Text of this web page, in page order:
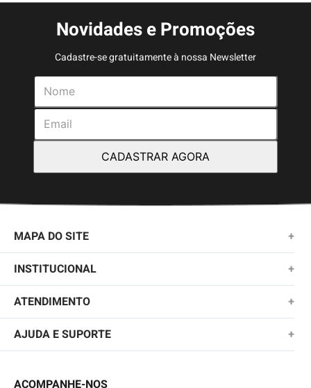
Novidades e Promoções
Cadastre-se gratuitamente à nossa Newsletter
CADASTRAR AGORA
MAPA DO SITE +
NOVIDADES
MASCULINO
KIDS
FEMININO
ACESSÓRIOS
INSTITUCIONAL +
SOBRE NÓS
TROCAS E DEVOLUÇÕES
POLÍTICA DE ENTREGA
POLÍTICA DE PRIVACIDADE
ATENDIMENTO +
(11)2010-1028
AJUDA E SUPORTE +
ACOMPANHE-NOS